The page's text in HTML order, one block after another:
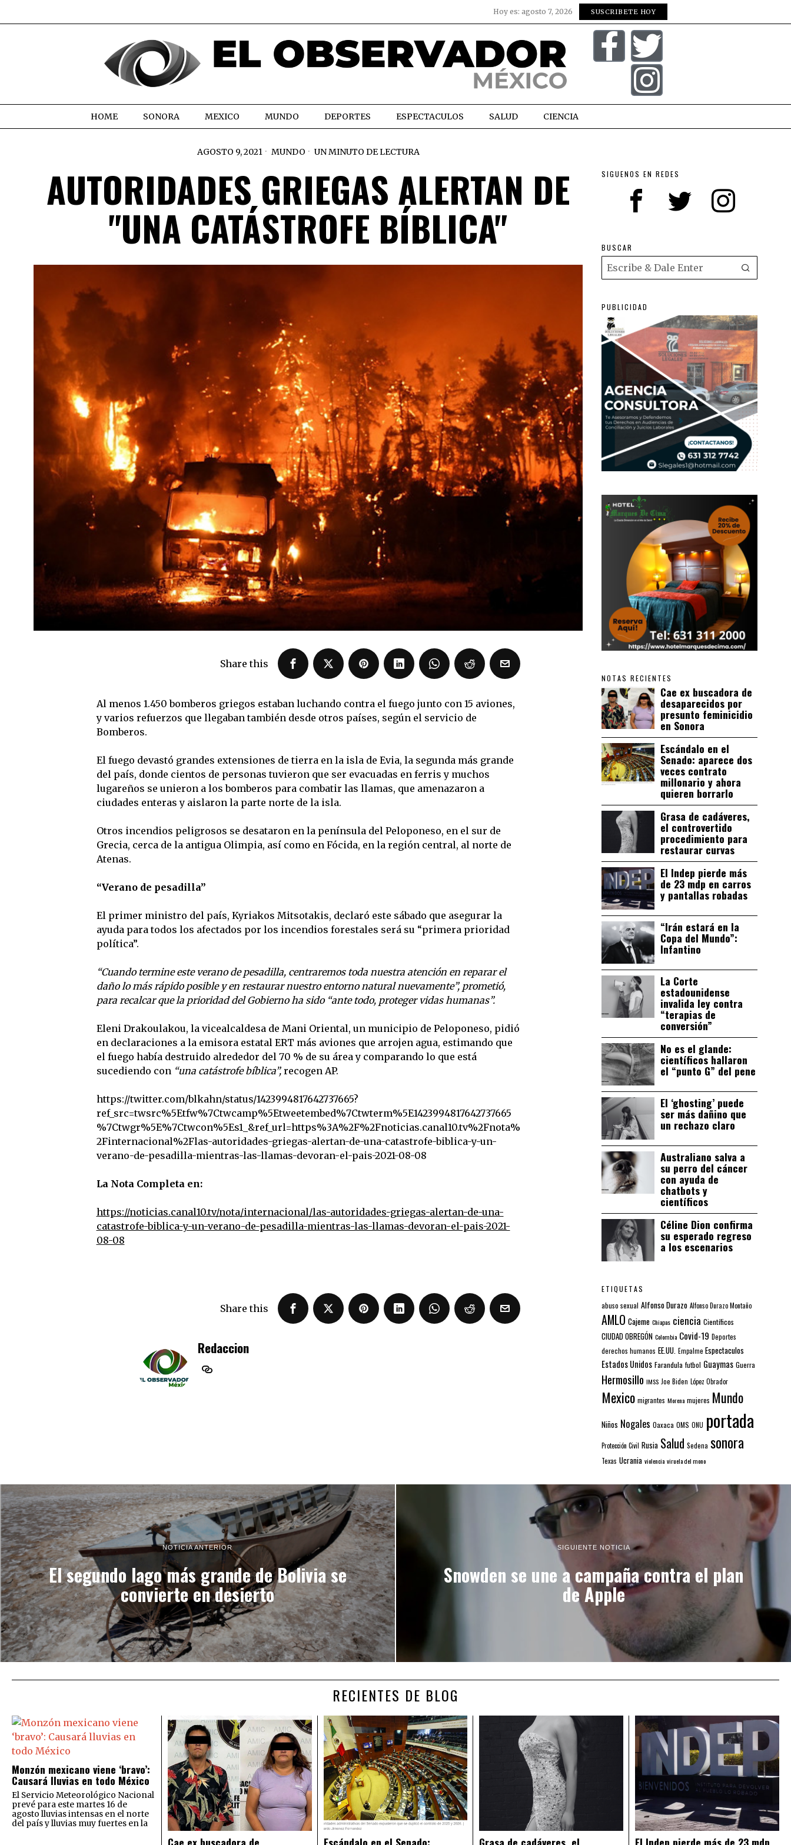
Hoy es: agosto 7, 2026 SUSCRIBETE HOY
HOME SONORA MEXICO MUNDO DEPORTES ESPECTACULOS SALUD CIENCIA
AGOSTO 9, 2021 MUNDO UN MINUTO DE LECTURA
AUTORIDADES GRIEGAS ALERTAN DE
"UNA CATÁSTROFE BÍBLICA"
Share this
Al menos 1.450 bomberos griegos estaban luchando contra el fuego junto con 15 aviones,
y varios refuerzos que llegaban también desde otros países, según el servicio de
Bomberos.
El fuego devastó grandes extensiones de tierra en la isla de Evia, la segunda más grande
del país, donde cientos de personas tuvieron que ser evacuadas en ferris y muchos
lugareños se unieron a los bomberos para combatir las llamas, que amenazaron a
ciudades enteras y aislaron la parte norte de la isla.
Otros incendios peligrosos se desataron en la península del Peloponeso, en el sur de
Grecia, cerca de la antigua Olimpia, así como en Fócida, en la región central, al norte de
Atenas.
“Verano de pesadilla”
El primer ministro del país, Kyriakos Mitsotakis, declaró este sábado que asegurar la
ayuda para todos los afectados por los incendios forestales será su “primera prioridad
política”.
“Cuando termine este verano de pesadilla, centraremos toda nuestra atención en reparar el
daño lo más rápido posible y en restaurar nuestro entorno natural nuevamente”, prometió,
para recalcar que la prioridad del Gobierno ha sido “ante todo, proteger vidas humanas”.
Eleni Drakoulakou, la vicealcaldesa de Mani Oriental, un municipio de Peloponeso, pidió
en declaraciones a la emisora ​​estatal ERT más aviones que arrojen agua, estimando que
el fuego había destruido alrededor del 70 % de su área y comparando lo que está
sucediendo con“una catástrofe bíblica”, recogen AP.
https://twitter.com/blkahn/status/1423994817642737665?
ref_src=twsrc%5Etfw%7Ctwcamp%5Etweetembed%7Ctwterm%5E1423994817642737665
%7Ctwgr%5E%7Ctwcon%5Es1_&ref_url=https%3A%2F%2Fnoticias.canal10.tv%2Fnota%
2Finternacional%2Flas-autoridades-griegas-alertan-de-una-catastrofe-biblica-y-un-
verano-de-pesadilla-mientras-las-llamas-devoran-el-pais-2021-08-08
La Nota Completa en:
https://noticias.canal10.tv/nota/internacional/las-autoridades-griegas-alertan-de-una-
catastrofe-biblica-y-un-verano-de-pesadilla-mientras-las-llamas-devoran-el-pais-2021-
08-08
Share this
Redaccion
SIGUENOS EN REDES
BUSCAR
PUBLICIDAD
NOTAS RECIENTES
Cae ex buscadora de
desaparecidos por
presunto feminicidio
en Sonora
Escándalo en el
Senado: aparece dos
veces contrato
millonario y ahora
quieren borrarlo
Grasa de cadáveres,
el controvertido
procedimiento para
restaurar curvas
El Indep pierde más
de 23 mdp en carros
y pantallas robadas
“Irán estará en la
Copa del Mundo”:
Infantino
La Corte
estadounidense
invalida ley contra
“terapias de
conversión”
No es el glande:
científicos hallaron
el “punto G” del pene
El ‘ghosting’ puede
ser más dañino que
un rechazo claro
Australiano salva a
su perro del cáncer
con ayuda de
chatbots y
científicos
Céline Dion confirma
su esperado regreso
a los escenarios
ETIQUETAS
abuso sexual Alfonso Durazo Alfonso Durazo Montaño
AMLO Cajeme Chiapas ciencia Científicos
CIUDAD OBREGÓN Colombia Covid-19 Deportes
derechos humanos EE.UU. Empalme Espectaculos
Estados Unidos Farandula futbol Guaymas Guerra
Hermosillo IMSS Joe Biden López Obrador
Mexico migrantes Morena mujeres Mundo
Niños Nogales Oaxaca OMS ONU portada
Protección Civil Rusia Salud Sedena sonora
Texas Ucrania violencia viruela del mono
NOTICIA ANTERIOR
El segundo lago más grande de Bolivia se
convierte en desierto
SIGUIENTE NOTICIA
Snowden se une a campaña contra el plan
de Apple
RECIENTES DE BLOG
Monzón mexicano viene ‘bravo’:
Causará lluvias en todo México
El Servicio Meteorológico Nacional
prevé para este martes 16 de
agosto lluvias intensas en el norte
del país y lluvias muy fuertes en la
Cae ex buscadora de Escándalo en el Senado: Grasa de cadáveres, el El Indep pierde más de 23 mdp